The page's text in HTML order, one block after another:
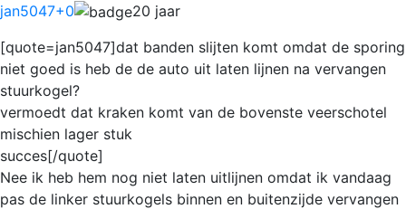
jan5047+0
20 jaar
[quote=jan5047]dat banden slijten komt omdat de sporing
niet goed is heb de de auto uit laten lijnen na vervangen
stuurkogel?
vermoedt dat kraken komt van de bovenste veerschotel
mischien lager stuk
succes[/quote]
Nee ik heb hem nog niet laten uitlijnen omdat ik vandaag
pas de linker stuurkogels binnen en buitenzijde vervangen